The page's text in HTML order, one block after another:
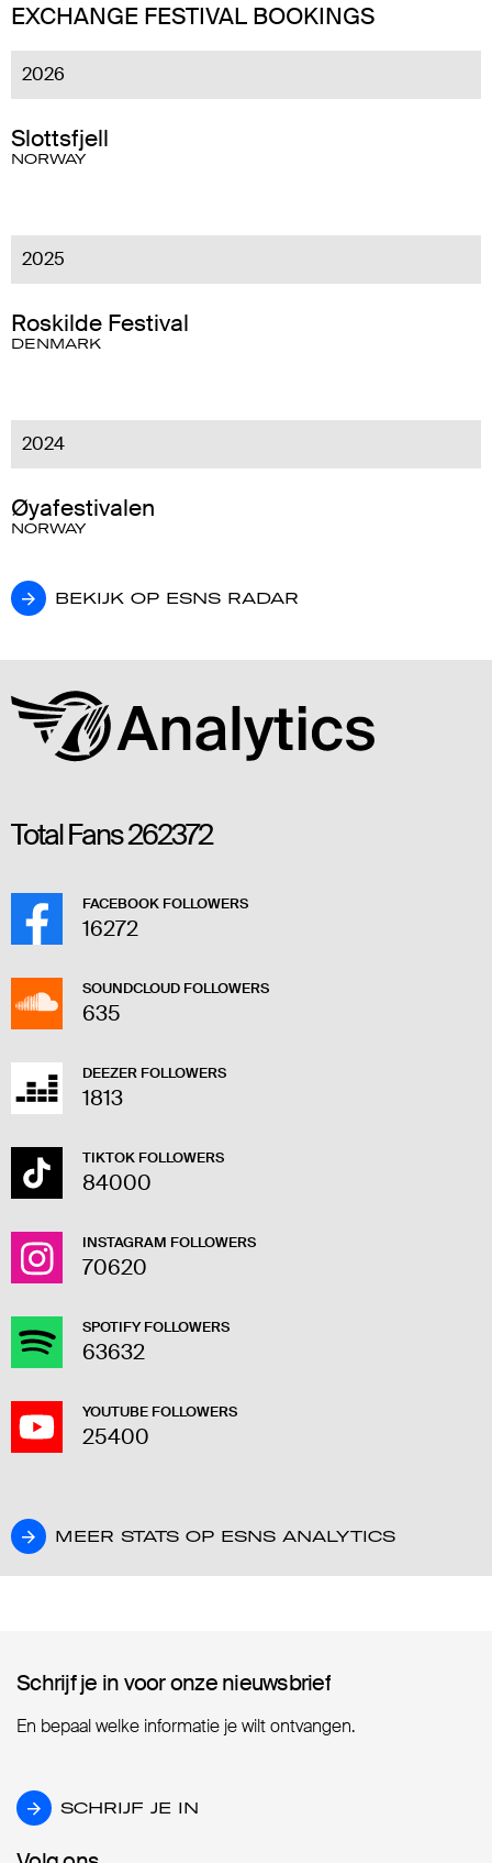
EXCHANGE FESTIVAL BOOKINGS
2026
Slottsfjell
NORWAY
2025
Roskilde Festival
DENMARK
2024
Øyafestivalen
NORWAY
BEKIJK OP ESNS RADAR
BEKIJK OP ESNS RADAR
Total Fans262372
FACEBOOK FOLLOWERS
16272
SOUNDCLOUD FOLLOWERS
635
DEEZER FOLLOWERS
1813
TIKTOK FOLLOWERS
84000
INSTAGRAM FOLLOWERS
70620
SPOTIFY FOLLOWERS
63632
YOUTUBE FOLLOWERS
25400
MEER STATS OP ESNS ANALYTICS
MEER STATS OP ESNS ANALYTICS
Schrijf je in voor onze nieuwsbrief
Schrijf je in voor onze nieuwsbrief
En bepaal welke informatie je wilt ontvangen.
SCHRIJF JE IN
SCHRIJF JE IN